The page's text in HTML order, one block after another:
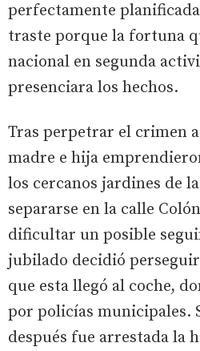
perfectamente
traste porque la fortuna
nacional en segunda
presenciara los hechos.
Tras perpetrar el crimen a
madre e hija
los cercanos jardines de
separarse en la calle
dificultar un posible
jubilado decidió
que esta llegó al coche,
por policías municipales.
después fue arrestada la